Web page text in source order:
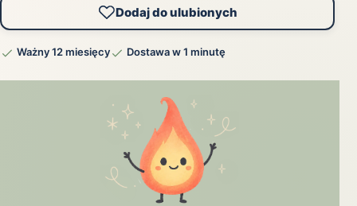
Dodaj do ulubionych
Ważny 12 miesięcy Dostawa w 1 minutę